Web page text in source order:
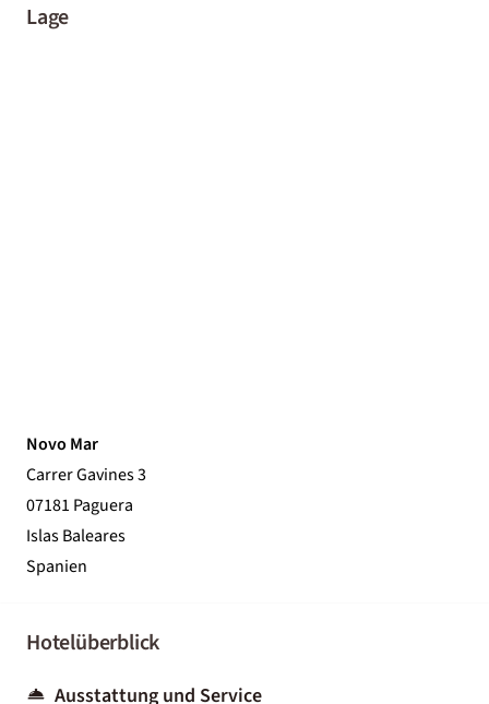
Lage
Novo Mar
Carrer Gavines 3
07181 Paguera
Islas Baleares
Spanien
Hotelüberblick
Ausstattung und Service